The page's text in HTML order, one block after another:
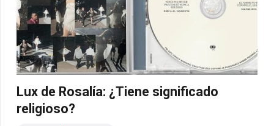
Lux de Rosalía: ¿Tiene significado
religioso?